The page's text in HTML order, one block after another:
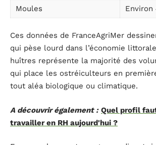
Moules
Environ
Ces données de FranceAgriMer
qui pèse lourd dans l’économie
huîtres représente la majorité des
qui place les ostréiculteurs en
tout aléa biologique ou climatique.
A découvrir également : Quel profil
travailler en RH aujourd'hui ?